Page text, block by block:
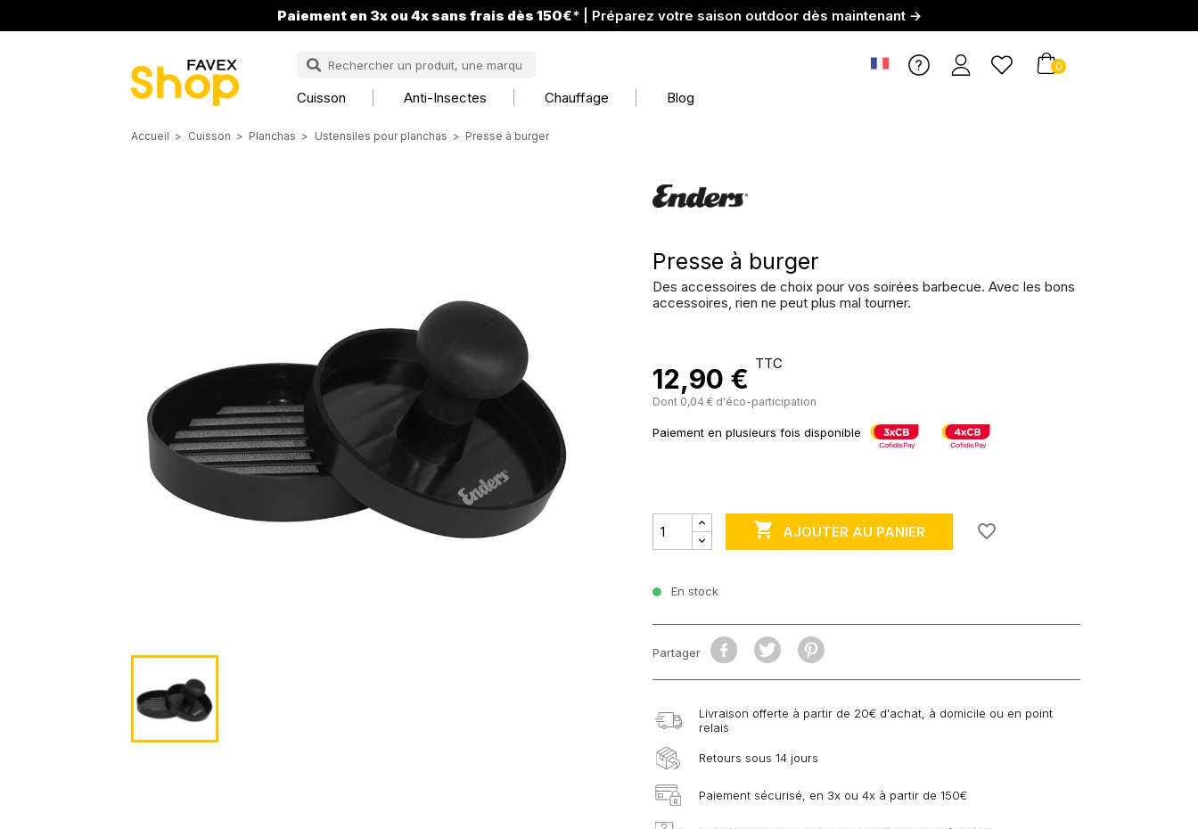
Paiement en 3x ou 4x sans frais dès 150€* | Préparez votre saison outdoor dès maintenant →
0
Cuisson Anti-Insectes Chauffage Blog
Accueil Cuisson Planchas Ustensiles pour planchas Presse à burger
Presse à burger
Des accessoires de choix pour vos soirées barbecue. Avec les bons
accessoires, rien ne peut plus mal tourner.
12,90 € TTC
Dont 0,04 € d'éco-participation
Paiement en plusieurs fois disponible
 AJOUTER AU PANIER favorite_border
En stock
Partager
Livraison offerte à partir de 20€ d'achat, à domicile ou en point
relais
Retours sous 14 jours
Paiement sécurisé, en 3x ou 4x à partir de 150€